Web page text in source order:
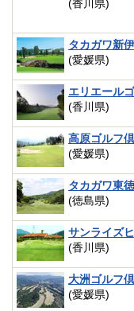
(香川県)
タカガワ新
(愛媛県)
エリエール
(香川県)
高原ゴルフ
(愛媛県)
タカガワ東
(徳島県)
サンライズ
(香川県)
大洲ゴルフ
(愛媛県)